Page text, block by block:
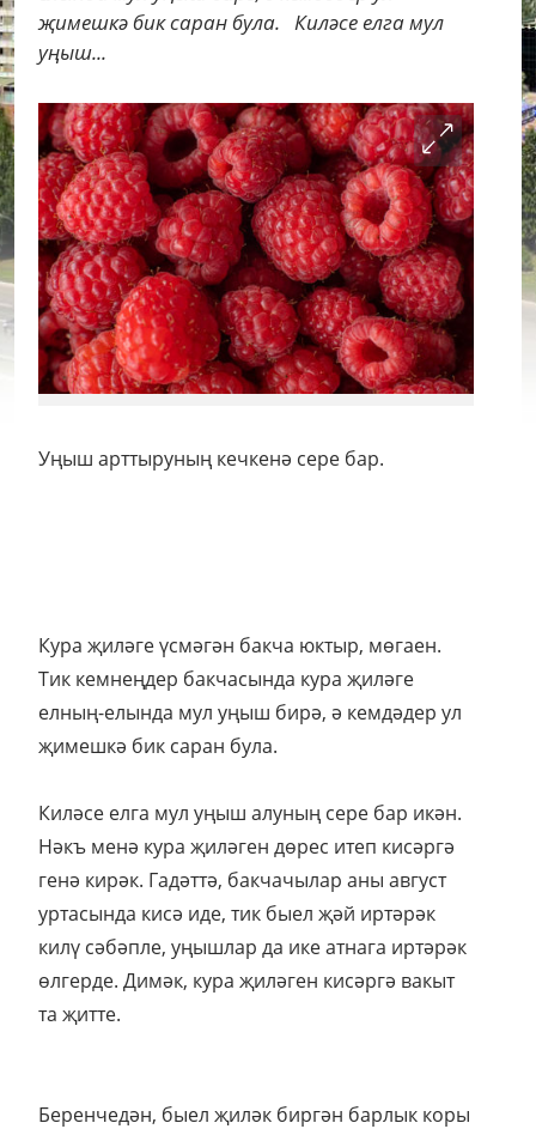
җимешкә бик саран була. Киләсе елга мул
уңыш...
Уңыш арттыруның кечкенә сере бар.
Кура җиләге үсмәгән бакча юктыр, мөгаен.
Тик кемнеңдер бакчасында кура җиләге
елның-елында мул уңыш бирә, ә кемдәдер ул
җимешкә бик саран була.
Киләсе елга мул уңыш алуның сере бар икән.
Нәкъ менә кура җиләген дөрес итеп кисәргә
генә кирәк. Гадәттә, бакчачылар аны август
уртасында кисә иде, тик быел җәй иртәрәк
килү сәбәпле, уңышлар да ике атнага иртәрәк
өлгерде. Димәк, кура җиләген кисәргә вакыт
та җитте.
Беренчедән, быел җиләк биргән барлык коры